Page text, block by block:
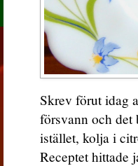
Skrev förut idag
försvann och
istället, kolja i
Receptet hittade